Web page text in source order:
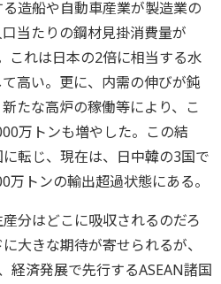
造船や自動車産業が製造業の
当たりの鋼材見掛消費量が
これは日本の2倍に相当する水
高い。更に、内需の伸びが鈍
たな高炉の稼働等により、こ
万トンも増やした。この結
転じ、現在は、日中韓の3国で
万トンの輸出超過状態にある。
分はどこに吸収されるのだろ
大きな期待が寄せられるが、
経済発展で先行するASEAN諸国